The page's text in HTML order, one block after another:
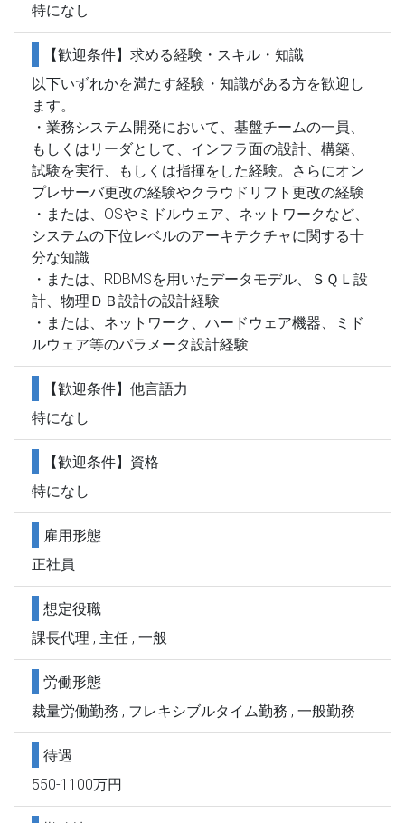
特になし
【歓迎条件】求める経験・スキル・知識
以下いずれかを満たす経験・知識がある方を歓迎し
ます。
・業務システム開発において、基盤チームの一員、
もしくはリーダとして、インフラ面の設計、構築、
試験を実行、もしくは指揮をした経験。さらにオン
プレサーバ更改の経験やクラウドリフト更改の経験
・または、OSやミドルウェア、ネットワークなど、
システムの下位レベルのアーキテクチャに関する十
分な知識
・または、RDBMSを用いたデータモデル、ＳＱＬ設
計、物理ＤＢ設計の設計経験
・または、ネットワーク、ハードウェア機器、ミド
ルウェア等のパラメータ設計経験
【歓迎条件】他言語力
特になし
【歓迎条件】資格
特になし
雇用形態
正社員
想定役職
課長代理 , 主任 , 一般
労働形態
裁量労働勤務 , フレキシブルタイム勤務 , 一般勤務
待遇
550-1100万円